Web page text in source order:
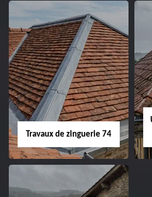
Travaux de zinguerie 74